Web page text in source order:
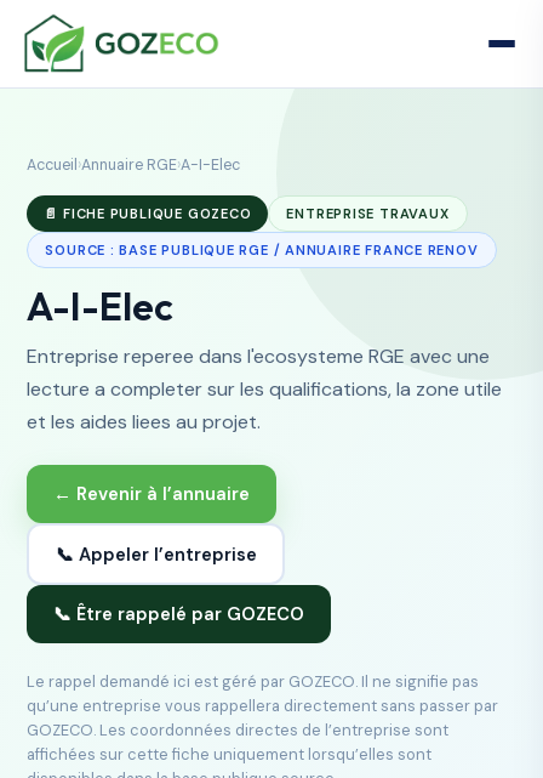
Accueil ›Annuaire RGE›A-I-Elec
📄 FICHE PUBLIQUE GOZECO ENTREPRISE TRAVAUX
SOURCE : BASE PUBLIQUE RGE / ANNUAIRE FRANCE RENOV
A-I-Elec
Entreprise reperee dans l'ecosysteme RGE avec une
lecture a completer sur les qualifications, la zone utile
et les aides liees au projet.
← Revenir à l’annuaire
📞 Appeler l’entreprise
📞 Être rappelé par GOZECO
Le rappel demandé ici est géré par GOZECO. Il ne signifie pas
qu’une entreprise vous rappellera directement sans passer par
GOZECO. Les coordonnées directes de l’entreprise sont
affichées sur cette fiche uniquement lorsqu’elles sont